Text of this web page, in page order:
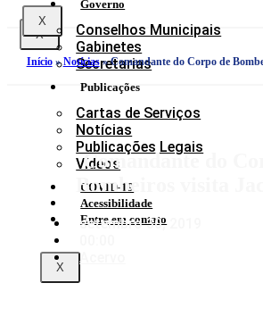
X
X
Governo
Conselhos Municipais
Gabinetes
Secretarias
Publicações
Cartas de Serviços
Notícias
Publicações Legais
Vídeos
COVID-19
Acessibilidade
Entre em contato
X
Início»Notícias»Comandante do Corpo de
Comandante do
Bombeiros visita
setembro 30, 2019
Acervo